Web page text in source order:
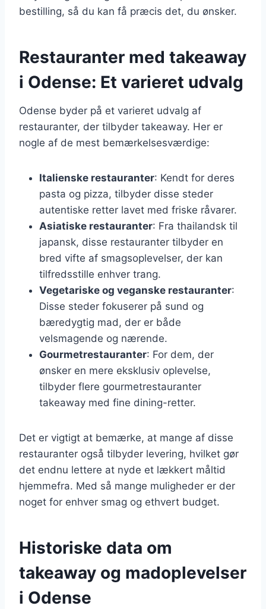
bestilling, så du kan få præcis det, du ønsker.
Restauranter med takeaway
i Odense: Et varieret udvalg
Odense byder på et varieret udvalg af
restauranter, der tilbyder takeaway. Her er
nogle af de mest bemærkelsesværdige:
Italienske restauranter: Kendt for deres
pasta og pizza, tilbyder disse steder
autentiske retter lavet med friske råvarer.
Asiatiske restauranter: Fra thailandsk til
japansk, disse restauranter tilbyder en
bred vifte af smagsoplevelser, der kan
tilfredsstille enhver trang.
Vegetariske og veganske restauranter:
Disse steder fokuserer på sund og
bæredygtig mad, der er både
velsmagende og nærende.
Gourmetrestauranter: For dem, der
ønsker en mere eksklusiv oplevelse,
tilbyder flere gourmetrestauranter
takeaway med fine dining-retter.
Det er vigtigt at bemærke, at mange af disse
restauranter også tilbyder levering, hvilket gør
det endnu lettere at nyde et lækkert måltid
hjemmefra. Med så mange muligheder er der
noget for enhver smag og ethvert budget.
Historiske data om
takeaway og madoplevelser
i Odense